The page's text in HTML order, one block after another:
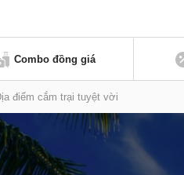
Combo đồng giá
điểm cắm trại tuyệt vời